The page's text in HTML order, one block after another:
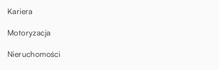
Kariera
Motoryzacja
Nieruchomości